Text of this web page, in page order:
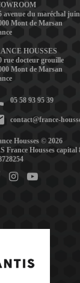
avenue du maréchal
Mont de Marsan
HOUSSES
rue docteur grouille
Mont de Marsan
05 58 93 95 39
contact@france-
Housses © 2026
France Housses capital